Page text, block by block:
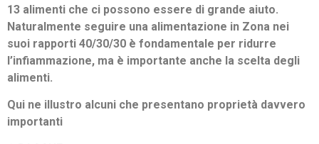
13 alimenti che ci possono essere di grande aiuto.
Naturalmente seguire una alimentazione in Zona nei
suoi rapporti 40/30/30 è fondamentale per ridurre
l’infiammazione, ma è importante anche la scelta degli
alimenti.
Qui ne illustro alcuni che presentano proprietà davvero
importanti